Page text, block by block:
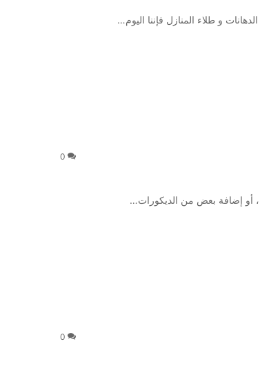
و طلاء المنازل فإننا اليوم…
0
، أو إضافة بعض من الديكورات…
0